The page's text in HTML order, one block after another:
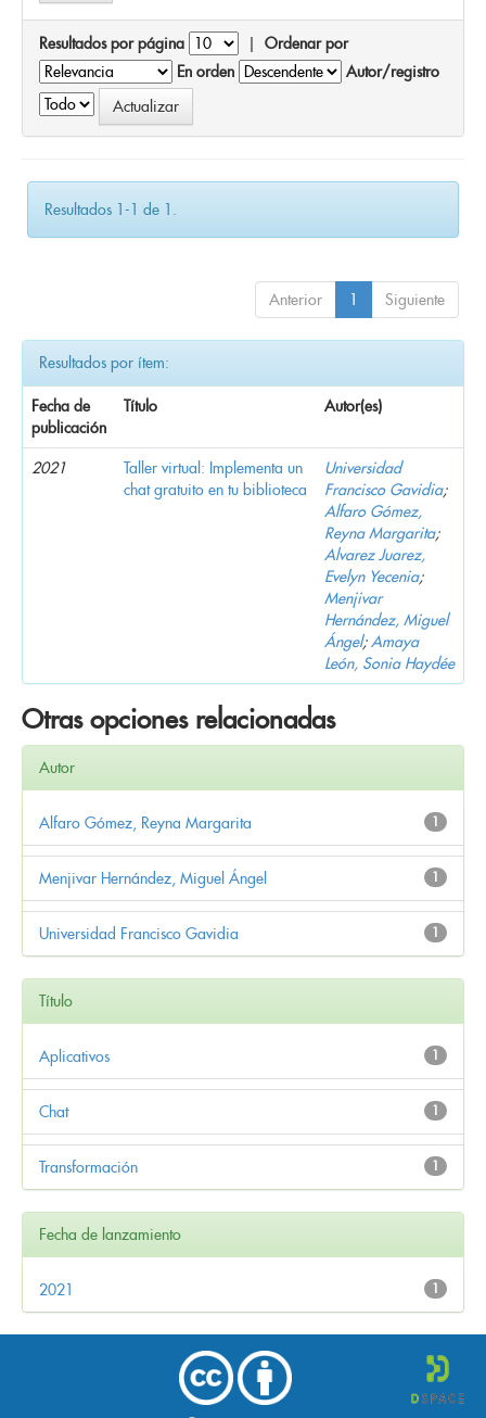
Resultados por página | Ordenar por
En orden
Autor/registro
Resultados 1-1 de 1.
Anterior 1 Siguiente
Resultados por ítem:
Fecha de
publicación
Título Autor(es)
2021
Taller virtual: Implementa un
chat gratuito en tu biblioteca
Universidad
Francisco Gavidia;
Alfaro Gómez,
Reyna Margarita;
Alvarez Juarez,
Evelyn Yecenia;
Menjivar
Hernández, Miguel
Ángel; Amaya
León, Sonia Haydée
Otras opciones relacionadas
Autor
1
Alfaro Gómez, Reyna Margarita
1
Menjivar Hernández, Miguel Ángel
1
Universidad Francisco Gavidia
Título
1
Aplicativos
1
Chat
1
Transformación
Fecha de lanzamiento
1
2021